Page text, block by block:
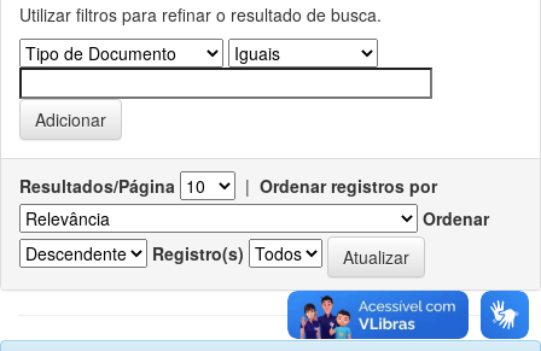
Utilizar filtros para refinar o resultado de busca.
Resultados/Página | Ordenar registros por
Ordenar
Registro(s)